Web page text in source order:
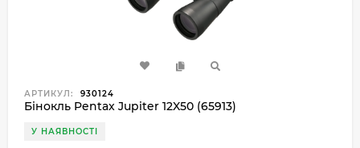
АРТИКУЛ: 930124
Бінокль Pentax Jupiter 12X50 (65913)
У НАЯВНОСТІ